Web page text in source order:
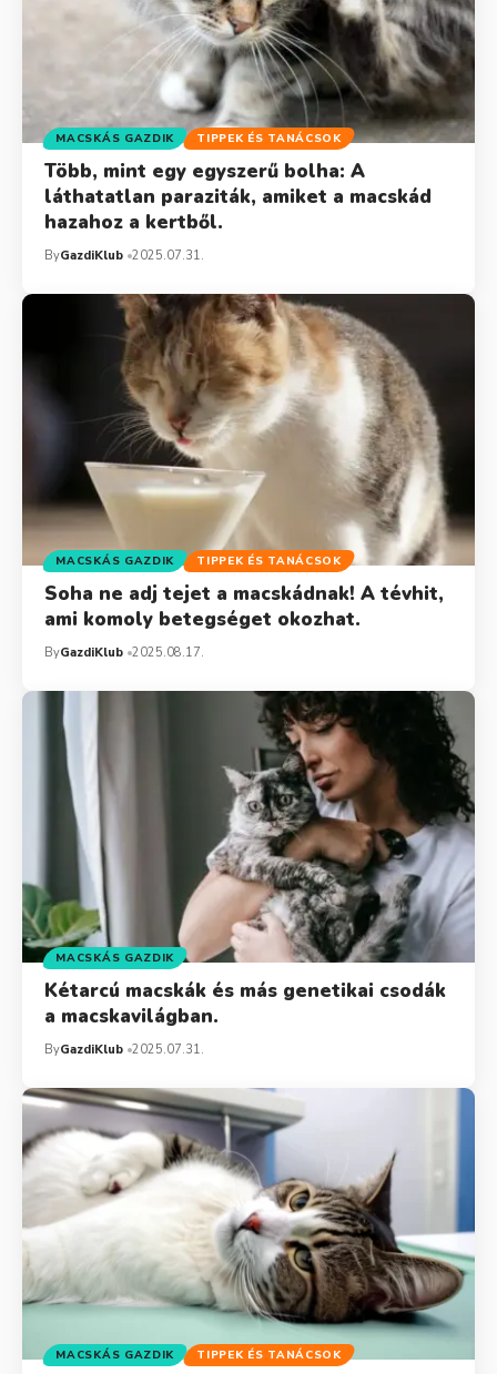
MACSKÁS GAZDIK TIPPEK ÉS TANÁCSOK
Több, mint egy egyszerű bolha: A
láthatatlan paraziták, amiket a macskád
hazahoz a kertből.
ByGazdiKlub 2025.07.31.
MACSKÁS GAZDIK TIPPEK ÉS TANÁCSOK
Soha ne adj tejet a macskádnak! A tévhit,
ami komoly betegséget okozhat.
ByGazdiKlub 2025.08.17.
MACSKÁS GAZDIK
Kétarcú macskák és más genetikai csodák
a macskavilágban.
ByGazdiKlub 2025.07.31.
MACSKÁS GAZDIK TIPPEK ÉS TANÁCSOK